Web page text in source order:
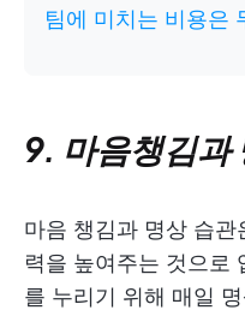
팀에 미치는 비용은
9. 마음챙김과
마음 챙김과 명상 습
력을 높여주는 것으로
를 누리기 위해 매일